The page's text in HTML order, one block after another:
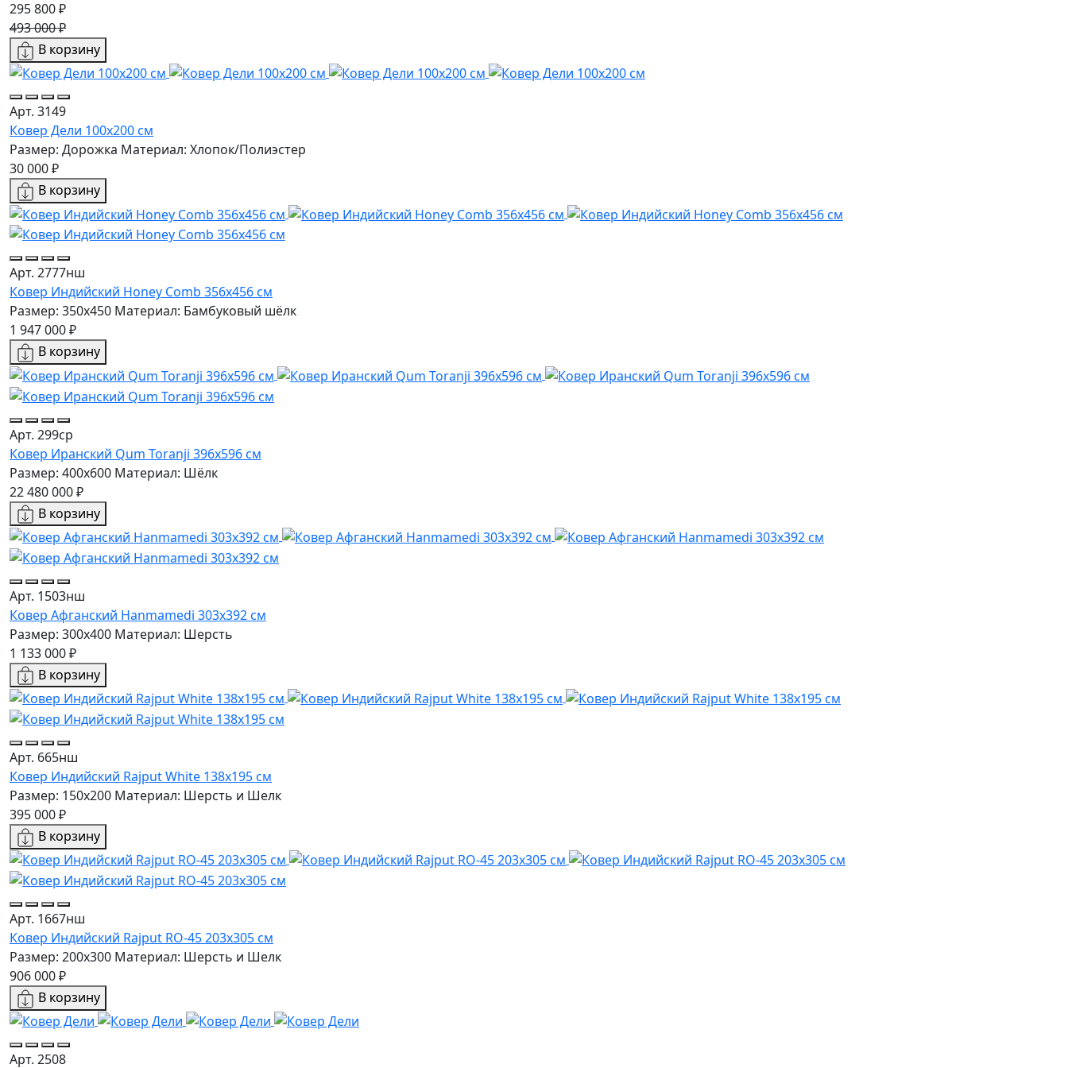
295 800 ₽
493 000 ₽
В корзину
Арт. 3149
Ковер Дели 100х200 см
Размер: Дорожка Материал: Хлопок/Полиэстер
30 000 ₽
В корзину
Арт. 2777нш
Ковер Индийский Honey Comb 356x456 см
Размер: 350x450 Материал: Бамбуковый шёлк
1 947 000 ₽
В корзину
Арт. 299ср
Ковер Иранский Qum Toranji 396x596 см
Размер: 400x600 Материал: Шёлк
22 480 000 ₽
В корзину
Арт. 1503нш
Ковер Афганский Hanmamedi 303x392 см
Размер: 300x400 Материал: Шерсть
1 133 000 ₽
В корзину
Арт. 665нш
Ковер Индийский Rajput White 138x195 см
Размер: 150x200 Материал: Шерсть и Шелк
395 000 ₽
В корзину
Арт. 1667нш
Ковер Индийский Rajput RO-45 203x305 см
Размер: 200x300 Материал: Шерсть и Шелк
906 000 ₽
В корзину
Арт. 2508